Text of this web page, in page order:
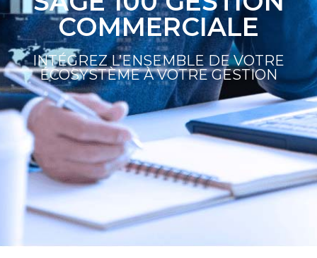
COMMERCIALE
INTÉGREZ L’ENSEMBLE DE VOTRE
ÉCOSYSTÈME À VOTRE GESTION